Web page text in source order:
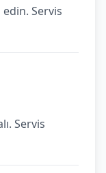
edin. Servis
Servis